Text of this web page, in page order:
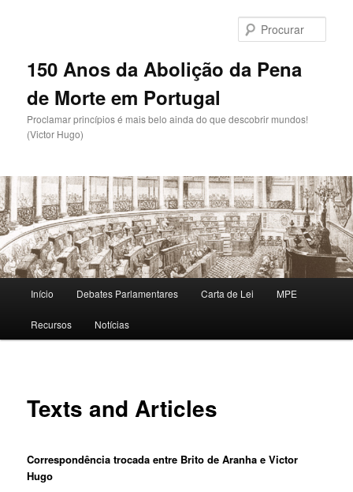
primário150 Anos da Abolição da Pena
de Morte em Portugal
Proclamar princípios é mais belo ainda do que descobrir mundos!
(Victor Hugo)
principal
Início Debates Parlamentares Carta de Lei MPE
Recursos Notícias
Texts and Articles
Correspondência trocada entre Brito de Aranha e Victor
Hugo